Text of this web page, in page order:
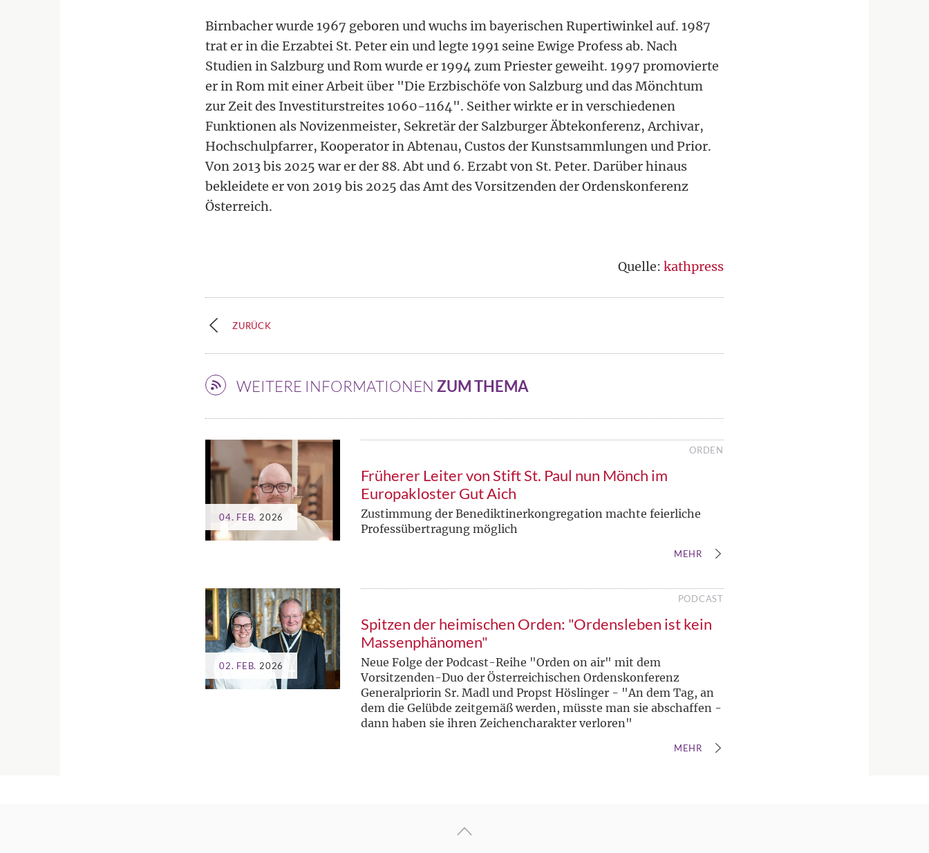
Birnbacher wurde 1967 geboren und wuchs im bayerischen Rupertiwinkel auf. 1987
trat er in die Erzabtei St. Peter ein und legte 1991 seine Ewige Profess ab. Nach
Studien in Salzburg und Rom wurde er 1994 zum Priester geweiht. 1997 promovierte
er in Rom mit einer Arbeit über "Die Erzbischöfe von Salzburg und das Mönchtum
zur Zeit des Investiturstreites 1060-1164". Seither wirkte er in verschiedenen
Funktionen als Novizenmeister, Sekretär der Salzburger Äbtekonferenz, Archivar,
Hochschulpfarrer, Kooperator in Abtenau, Custos der Kunstsammlungen und Prior.
Von 2013 bis 2025 war er der 88. Abt und 6. Erzabt von St. Peter. Darüber hinaus
bekleidete er von 2019 bis 2025 das Amt des Vorsitzenden der Ordenskonferenz
Österreich.
Quelle: kathpress
ZURÜCK
WEITERE INFORMATIONEN ZUM THEMA
04. FEB. 2026
ORDEN
Früherer Leiter von Stift St. Paul nun Mönch im
Europakloster Gut Aich
Zustimmung der Benediktinerkongregation machte feierliche
Professübertragung möglich
MEHR
02. FEB. 2026
PODCAST
Spitzen der heimischen Orden: "Ordensleben ist kein
Massenphänomen"
Neue Folge der Podcast-Reihe "Orden on air" mit dem
Vorsitzenden-Duo der Österreichischen Ordenskonferenz
Generalpriorin Sr. Madl und Propst Höslinger - "An dem Tag, an
dem die Gelübde zeitgemäß werden, müsste man sie abschaffen -
dann haben sie ihren Zeichencharakter verloren"
MEHR